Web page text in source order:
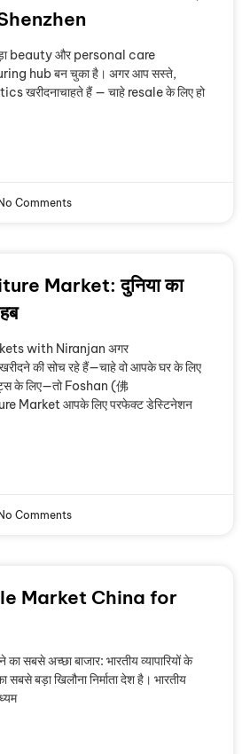
beauty और personal care
hub बन चुका है। अगर आप सस्ते,
हैं — चाहे resale के लिए हो
Comments
Market: दुनिया का
with Niranjan अगर
की सोच रहे हैं—चाहे वो आपके घर के लिए
के लिए—तो Foshan (佛
Market आपके लिए परफेक्ट डेस्टिनेशन
Comments
Market China for
सबसे अच्छा बाजार: भारतीय व्यापारियों के
बड़ा खिलौना निर्माता देश है। भारतीय